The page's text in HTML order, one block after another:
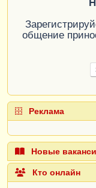
общение
Реклама
Новые
Кто онлайн